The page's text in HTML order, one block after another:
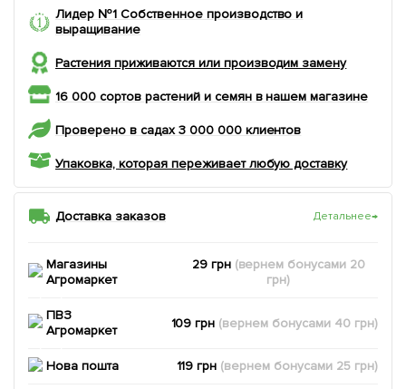
Лидер №1 Собственное производство и
выращивание
Растения приживаются или производим замену
16 000 сортов растений и семян в нашем магазине
Проверено в садах 3 000 000 клиентов
Упаковка, которая переживает любую доставку
Доставка заказов Детальнее→
Магазины
Агромаркет
29 грн (вернем бонусами 20
грн)
ПВЗ
Агромаркет
109 грн (вернем бонусами 40 грн)
Нова пошта 119 грн (вернем бонусами 25 грн)